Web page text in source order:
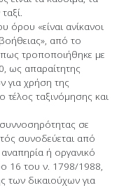
όρου «είναι ανίκανοι
από το
τροποποιήθηκε με
ως απαραίτητης
για χρήση της
ταξινόμησης και
σε
συνοδεύεται από
αναπηρία ή οργανικό
16 του ν. 1798/1988,
δικαιούχων για